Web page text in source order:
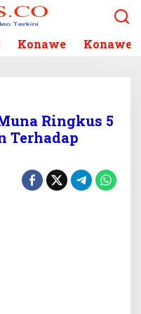
Konawe Konawe
Ringkus 5
Terhadap